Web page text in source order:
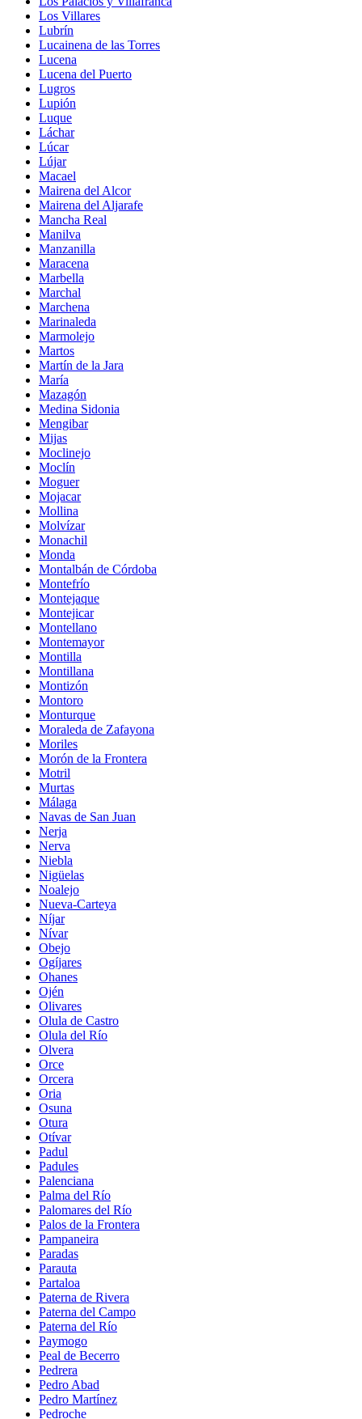
Los Villares
Lubrín
Lucainena de las Torres
Lucena
Lucena del Puerto
Lugros
Lupión
Luque
Láchar
Lúcar
Lújar
Macael
Mairena del Alcor
Mairena del Aljarafe
Mancha Real
Manilva
Manzanilla
Maracena
Marbella
Marchal
Marchena
Marinaleda
Marmolejo
Martos
Martín de la Jara
María
Mazagón
Medina Sidonia
Mengibar
Mijas
Moclinejo
Moclín
Moguer
Mojacar
Mollina
Molvízar
Monachil
Monda
Montalbán de Córdoba
Montefrío
Montejaque
Montejicar
Montellano
Montemayor
Montilla
Montillana
Montizón
Montoro
Monturque
Moraleda de Zafayona
Moriles
Morón de la Frontera
Motril
Murtas
Málaga
Navas de San Juan
Nerja
Nerva
Niebla
Nigüelas
Noalejo
Nueva-Carteya
Níjar
Nívar
Obejo
Ogíjares
Ohanes
Ojén
Olivares
Olula de Castro
Olula del Río
Olvera
Orce
Orcera
Oria
Osuna
Otura
Otívar
Padul
Padules
Palenciana
Palma del Río
Palomares del Río
Palos de la Frontera
Pampaneira
Paradas
Parauta
Partaloa
Paterna de Rivera
Paterna del Campo
Paterna del Río
Paymogo
Peal de Becerro
Pedrera
Pedro Abad
Pedro Martínez
Pedroche